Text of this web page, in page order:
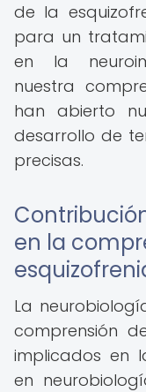
de la
para un
en la
nuestra
han abierto
desarrollo de
precisas.
en la
La
comprensión
implicados en
en